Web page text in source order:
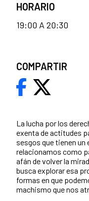
La lucha por los
exenta de actitudes
sesgos que tienen un
relacionamos como
afán de volver la
busca explorar esa
formas en que
machismo que nos
HORARIO
19:00 A 20:30
COMPARTIR